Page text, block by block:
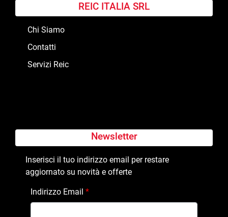
REIC ITALIA SRL
Chi Siamo
Contatti
Servizi Reic
Newsletter
Inserisci il tuo indirizzo email per restare
aggiornato su novità e offerte
Indirizzo Email *